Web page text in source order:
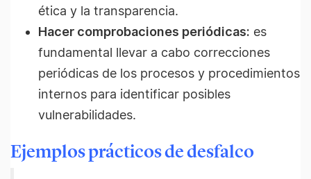
ética y la transparencia.
Hacer comprobaciones periódicas: es
fundamental llevar a cabo correcciones
periódicas de los procesos y procedimientos
internos para identificar posibles
vulnerabilidades.
Ejemplos prácticos de desfalco